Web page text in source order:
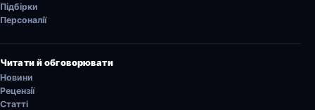
Підбірки
Персоналії
Читати й обговорювати
Новини
Рецензії
Статті